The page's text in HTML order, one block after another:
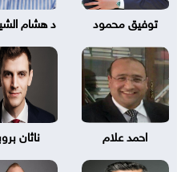
توفيق محمود د هشام
احمد علام ناثان